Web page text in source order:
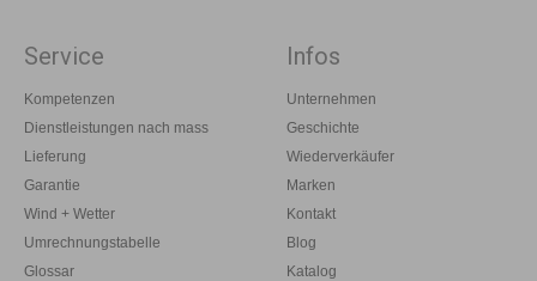
Service
Kompetenzen
Dienstleistungen nach mass
Lieferung
Garantie
Wind + Wetter
Umrechnungstabelle
Glossar
Infos
Unternehmen
Geschichte
Wiederverkäufer
Marken
Kontakt
Blog
Katalog